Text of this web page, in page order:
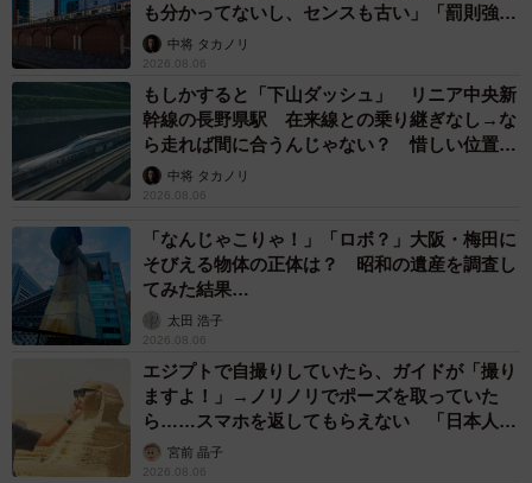
も分かってないし、センスも古い」「罰則強化
して」中将 タカノリ
2026.08.06
もしかすると「下山ダッシュ」 リニア中央新
幹線の長野県駅 在来線との乗り継ぎなし→な
ら走れば間に合うんじゃない？ 惜しい位置関
係が反響
中将 タカノリ
2026.08.06
「なんじゃこりゃ！」「ロボ？」大阪・梅田に
そびえる物体の正体は？ 昭和の遺産を調査し
てみた結果…
太田 浩子
2026.08.06
エジプトで自撮りしていたら、ガイドが「撮り
ますよ！」→ノリノリでポーズを取っていた
ら……スマホを返してもらえない 「日本人は
カモ代表かも」「私は6時間で3万円払った」
宮前 晶子
2026.08.06